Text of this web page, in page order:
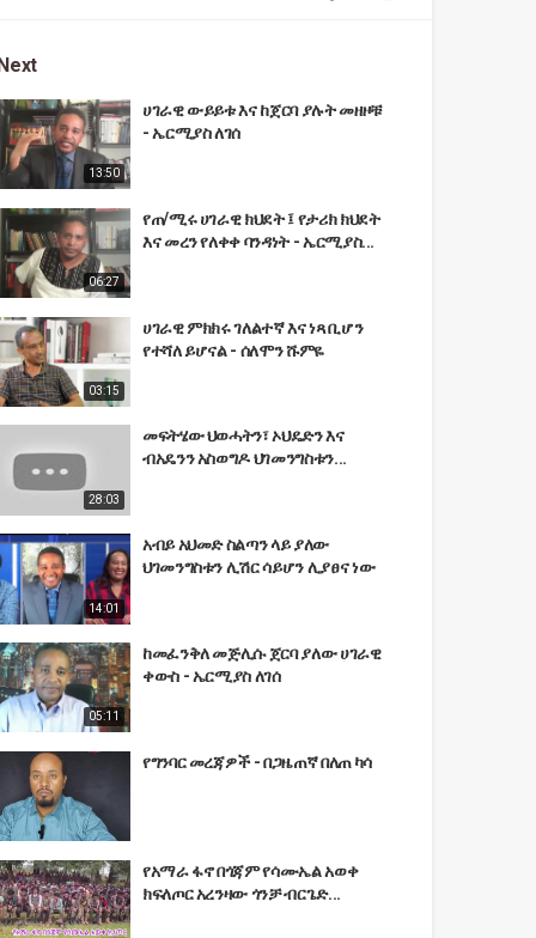
13:50
ሀገራዊ ውይይቱ እና ከጀርባ ያሉት መዘዞቹ
- ኤርሚያስ ለገሰ
06:27
የጠ/ሚሩ ሀገራዊ ክህደት ፤ የታሪክ ክህደት
እና መረን የለቀቀ ባንዳነት - ኤርሚያስ...
03:15
ሀገራዊ ምክክሩ ገለልተኛ እና ነጻ ቢሆን
የተሻለ ይሆናል - ሰለሞን ሹምዬ
28:03
መፍትሄው ህወሓትን፣ ኦህዴድን እና
ብአዴንን አስወግዶ ህገመንግስቱን...
14:01
አብይ አህመድ ስልጣን ላይ ያለው
ህገመንግስቱን ሊሽር ሳይሆን ሊያፀና ነው
05:11
ከመፈንቅለ መጅሊሱ ጀርባ ያለው ሀገራዊ
ቀውስ - ኤርሚያስ ለገሰ
የግንባር መረጃዎች - በጋዜጠኛ በለጠ ካሳ
የአማራ ፋኖ በጎጃም የሳሙኤል አወቀ
ክፍለጦር አረንዛው ጎንቻ ብርጌድ...